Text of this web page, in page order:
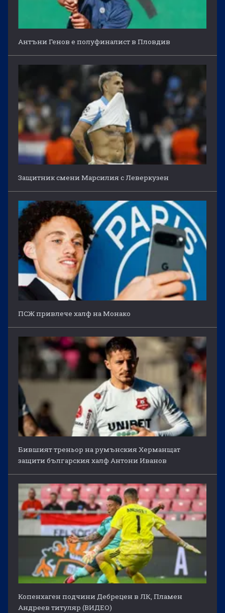
Антъни Генов е полуфиналист в Пловдив
Защитник смени Марсилия с Леверкузен
ПСЖ привлече халф на Монако
Бившият треньор на румънския Херманщат
защити българския халф Антони Иванов
Копенхаген подчини Дебрецен в ЛК, Пламен
Андреев титуляр (ВИДЕО)